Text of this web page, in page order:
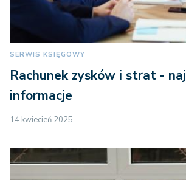
SERWIS KSIĘGOWY
Rachunek zysków i strat -
informacje
14 kwiecień 2025